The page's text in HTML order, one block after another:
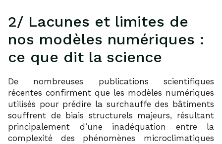
2/ Lacunes et limites de
nos modèles numériques :
ce que dit la science
De nombreuses publications scientifiques
récentes confirment que les modèles numériques
utilisés pour prédire la surchauffe des bâtiments
souffrent de biais structurels majeurs, résultant
principalement d’une inadéquation entre la
complexité des phénomènes microclimatiques